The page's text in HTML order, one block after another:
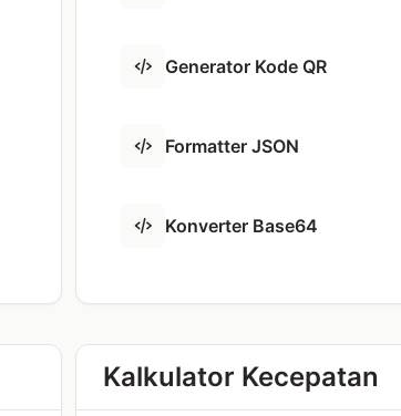
Generator Kode QR
Formatter JSON
Konverter Base64
Kalkulator Kecepatan